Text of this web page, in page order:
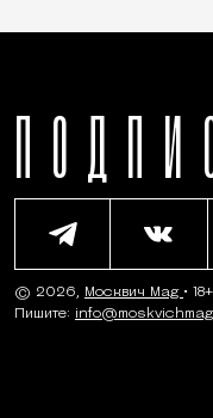
© 2026, Москвич Mag • 18+
Пишите: